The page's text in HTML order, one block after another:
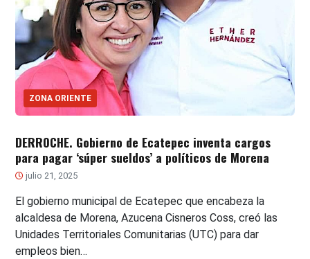
ZONA ORIENTE
DERROCHE. Gobierno de Ecatepec inventa cargos
para pagar ‘súper sueldos’ a políticos de Morena
julio 21, 2025
El gobierno municipal de Ecatepec que encabeza la
alcaldesa de Morena, Azucena Cisneros Coss, creó las
Unidades Territoriales Comunitarias (UTC) para dar
empleos bien…